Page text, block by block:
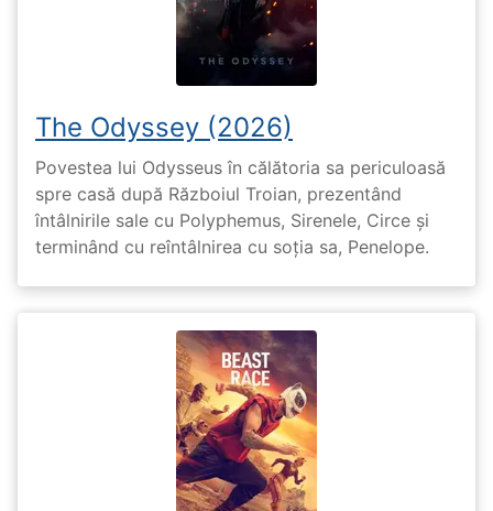
The Odyssey (2026)
Povestea lui Odysseus în călătoria sa periculoasă
spre casă după Războiul Troian, prezentând
întâlnirile sale cu Polyphemus, Sirenele, Circe și
terminând cu reîntâlnirea cu soția sa, Penelope.